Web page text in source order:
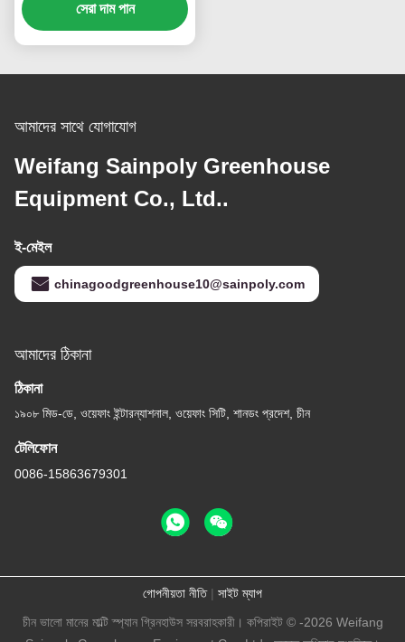
সেরা দাম পান
আমাদের সাথে যোগাযোগ
Weifang Sainpoly Greenhouse
Equipment Co., Ltd..
ই-মেইল
chinagoodgreenhouse10@sainpoly.com
আমাদের ঠিকানা
ঠিকানা
১৯০৮ মিড-ডে, ওয়েফাং ইন্টারন্যাশনাল, ওয়েফাং সিটি, শানডং প্রদেশ, চীন
টেলিফোন
0086-15863679301
গোপনীয়তা নীতি| সাইট ম্যাপ
চীন ভালো মানের মাল্টি স্প্যান গ্রিনহাউস সরবরাহকারী। কপিরাইট © -2026 Weifang